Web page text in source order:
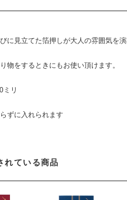
に見立てた箔押しが大人の雰囲気を
物をするときにもお使い頂けます。
ミリ
ずに入れられます
れている商品